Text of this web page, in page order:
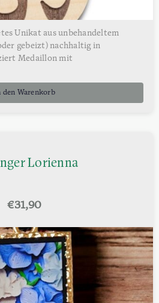
Unikat aus unbehandeltem
gebeizt) nachhaltig in
Medaillon mit
den Warenkorb
Lorienna
€31,90